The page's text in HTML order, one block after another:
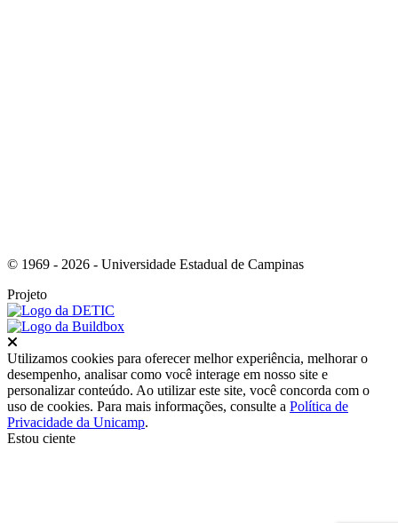
© 1969 - 2026 - Universidade Estadual de Campinas
Projeto
Utilizamos cookies para oferecer melhor experiência, melhorar o
desempenho, analisar como você interage em nosso site e
personalizar conteúdo. Ao utilizar este site, você concorda com o
uso de cookies. Para mais informações, consulte a Política de
Privacidade da Unicamp.
Estou ciente